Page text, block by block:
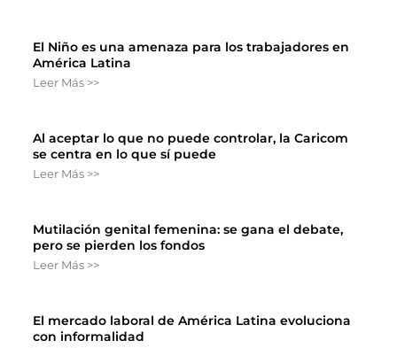
El Niño es una amenaza para los trabajadores en
América Latina
Leer Más >>
Al aceptar lo que no puede controlar, la Caricom
se centra en lo que sí puede
Leer Más >>
Mutilación genital femenina: se gana el debate,
pero se pierden los fondos
Leer Más >>
El mercado laboral de América Latina evoluciona
con informalidad